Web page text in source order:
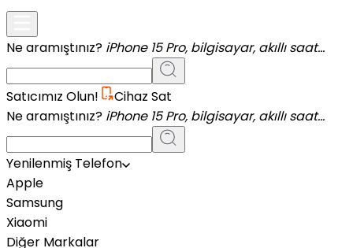
Ne aramıştınız? iPhone 15 Pro, bilgisayar, akıllı saat...
Satıcımız Olun!
Cihaz Sat
Ne aramıştınız? iPhone 15 Pro, bilgisayar, akıllı saat...
Yenilenmiş Telefon
Apple
Samsung
Xiaomi
Diğer Markalar